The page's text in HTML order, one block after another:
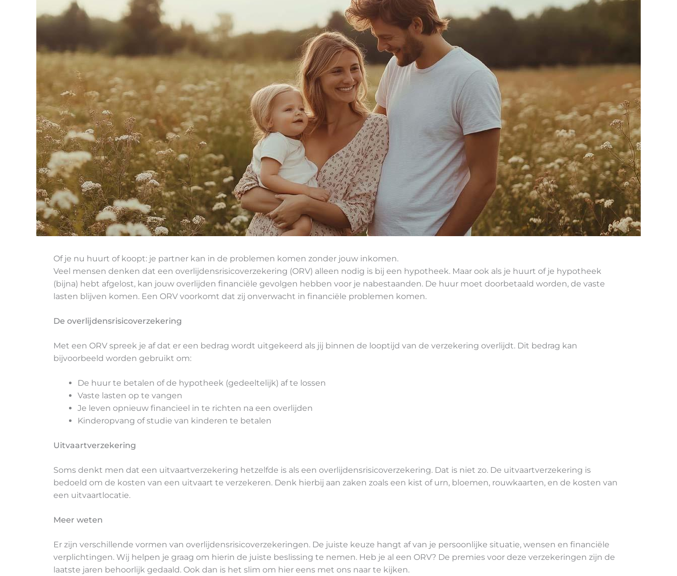
Of je nu huurt of koopt: je partner kan in de problemen komen zonder jouw inkomen.
Veel mensen denken dat een overlijdensrisicoverzekering (ORV) alleen nodig is bij een hypotheek. Maar ook als je huurt of je hypotheek
(bijna) hebt afgelost, kan jouw overlijden financiële gevolgen hebben voor je nabestaanden. De huur moet doorbetaald worden, de vaste
lasten blijven komen. Een ORV voorkomt dat zij onverwacht in financiële problemen komen.
De overlijdensrisicoverzekering
Met een ORV spreek je af dat er een bedrag wordt uitgekeerd als jij binnen de looptijd van de verzekering overlijdt. Dit bedrag kan
bijvoorbeeld worden gebruikt om:
De huur te betalen of de hypotheek (gedeeltelijk) af te lossen
Vaste lasten op te vangen
Je leven opnieuw financieel in te richten na een overlijden
Kinderopvang of studie van kinderen te betalen
Uitvaartverzekering
Soms denkt men dat een uitvaartverzekering hetzelfde is als een overlijdensrisicoverzekering. Dat is niet zo. De uitvaartverzekering is
bedoeld om de kosten van een uitvaart te verzekeren. Denk hierbij aan zaken zoals een kist of urn, bloemen, rouwkaarten, en de kosten van
een uitvaartlocatie.
Meer weten
Er zijn verschillende vormen van overlijdensrisicoverzekeringen. De juiste keuze hangt af van je persoonlijke situatie, wensen en financiële
verplichtingen. Wij helpen je graag om hierin de juiste beslissing te nemen. Heb je al een ORV? De premies voor deze verzekeringen zijn de
laatste jaren behoorlijk gedaald. Ook dan is het slim om hier eens met ons naar te kijken.